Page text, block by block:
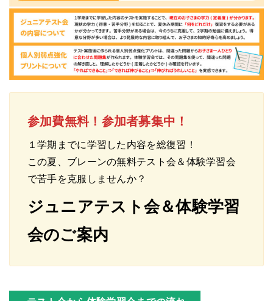
参加費無料！参加者募集中！
１学期までに学習した内容を総復習！
この夏、ブレーンの無料テスト会＆体験学習会
で苦手を克服しませんか？
ジュニアテスト会＆体験学習
会のご案内